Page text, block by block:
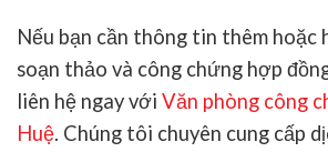
Nếu bạn cần thông tin thêm
soạn thảo và công chứng hợp
liên hệ ngay với Văn phòng công
Huệ. Chúng tôi chuyên cung cấp